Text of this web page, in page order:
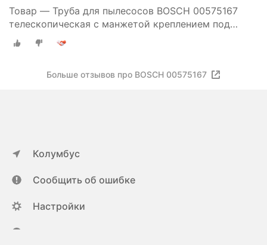
Товар — Труба для пылесосов BOSCH 00575167
телескопическая с манжетой креплением под
кнопку
Больше отзывов про BOSCH 00575167
Колумбус
Сообщить об ошибке
Настройки